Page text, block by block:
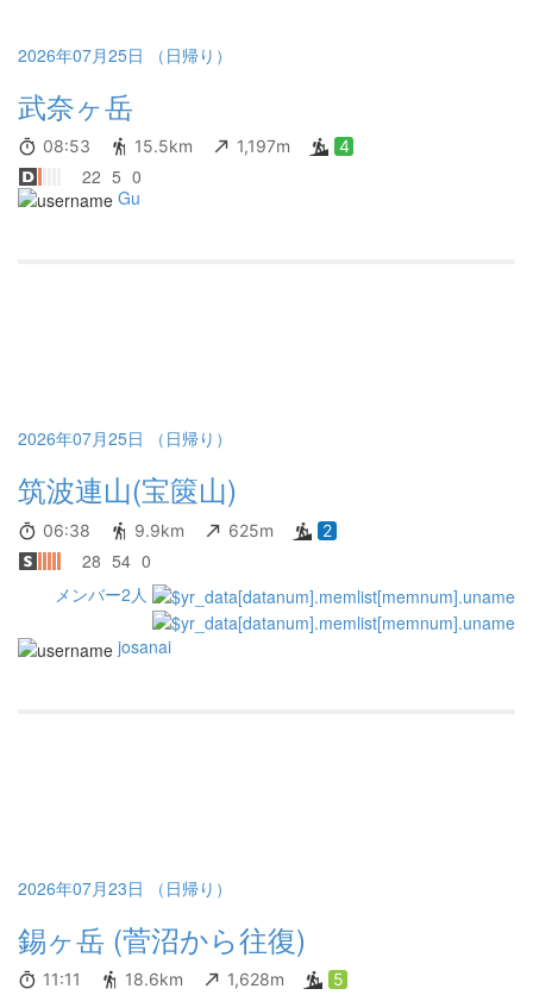
2026年07月25日 （日帰り）
武奈ヶ岳
08:53 15.5km 1,197m 4
22 5 0
Gu
2026年07月25日 （日帰り）
筑波連山(宝篋山)
06:38 9.9km 625m 2
28 54 0
メンバー2人
josanai
2026年07月23日 （日帰り）
錫ヶ岳 (菅沼から往復)
11:11 18.6km 1,628m 5